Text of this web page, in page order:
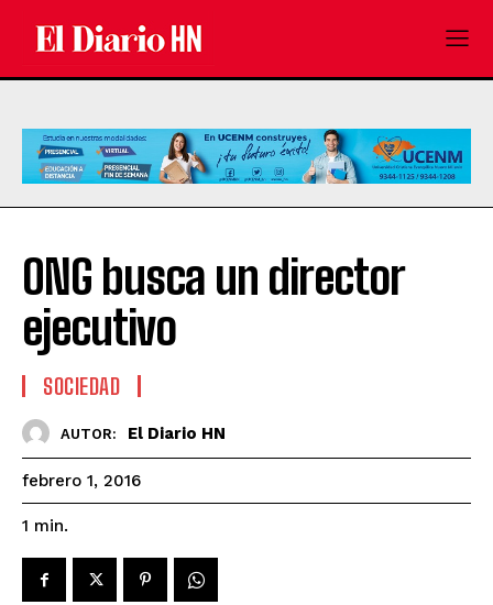
ONG busca un director
ejecutivo
SOCIEDAD
AUTOR: El Diario HN
febrero 1, 2016
1 min.